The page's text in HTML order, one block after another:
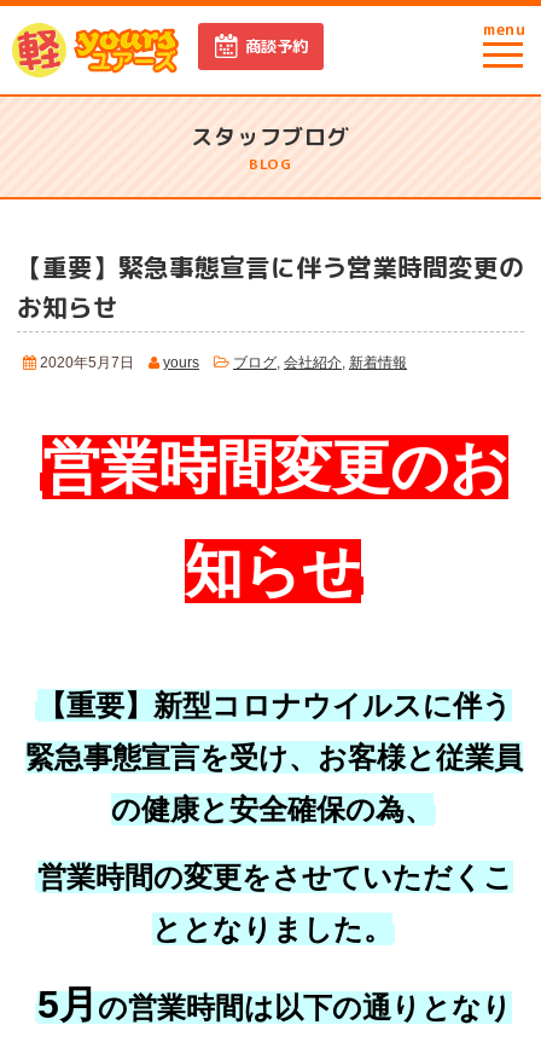
商談予約
menu
スタッフブログ
BLOG
【重要】緊急事態宣言に伴う営業時間変更の
お知らせ
2020年5月7日 yours ブログ 会社紹介 新着情報
営業時間変更のお
知らせ
【重要】新型コロナウイルスに伴う
緊急事態宣言を受け、お客様と従業員
の健康と安全確保の為、
営業時間の変更をさせていただくこ
ととなりました。
5月の営業時間は以下の通りとなり